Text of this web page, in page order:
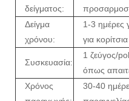
δείγματος:
Δείγμα
χρόνου:
1-3 ημέρες
για
Συσκευασία:
1 ζεύγος/
όπως
Χρόνος
30-40